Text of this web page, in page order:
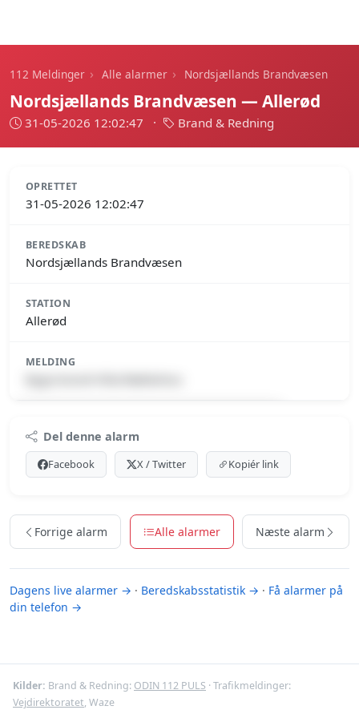
112 Meldinger › Alle alarmer › Nordsjællands Brandvæsen
Nordsjællands Brandvæsen — Allerød
31-05-2026 12:02:47 · Brand & Redning
OPRETTET
31-05-2026 12:02:47
BEREDSKAB
Nordsjællands Brandvæsen
STATION
Allerød
MELDING
Premium indhold
Log ind med Premium for at se meldingen.
Se Premium-muligheder
Del denne alarm
Facebook X / Twitter Kopiér link
Forrige alarm Alle alarmer Næste alarm
Dagens live alarmer → · Beredskabsstatistik → · Få alarmer på
din telefon →
Kilder: Brand & Redning: ODIN 112 PULS · Trafikmeldinger:
Vejdirektoratet, Waze